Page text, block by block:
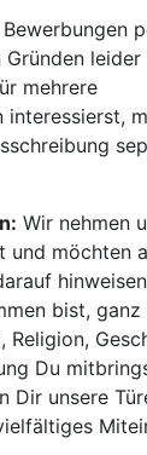
leider
mehrere
interessierst,
Wir nehmen
und möchten
bist, ganz
Du
Dir unsere